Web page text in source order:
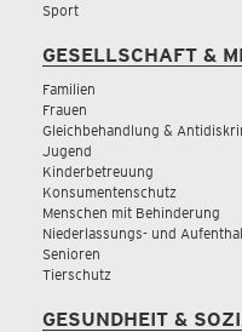
Sport
GESELLSCHAFT &
Familien
Frauen
Gleichbehandlung &
Jugend
Kinderbetreuung
Konsumentenschutz
Menschen mit Behinderung
Niederlassungs- und
Senioren
Tierschutz
GESUNDHEIT &